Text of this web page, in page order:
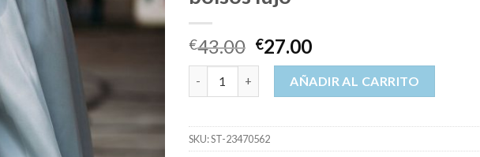
€43.00 €27.00
AÑADIR AL CARRITO
SKU:ST-23470562